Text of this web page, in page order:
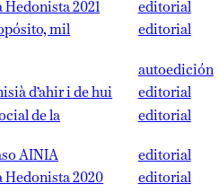
2021
editorial
mil
editorial
autoedición
d’ahir i de hui
editorial
de la
editorial
AINIA
editorial
Hedonista 2020
editorial